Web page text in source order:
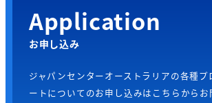
Application
お申し込み
ジャパンセンターオーストラリアの各種プ
ートについてのお申し込みはこちらから